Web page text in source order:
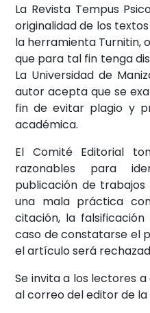
La Revista Tempus
originalidad de los
la herramienta Turnitin,
que para tal fin tenga
La Universidad de
autor acepta que se
fin de evitar plagio y
académica.
El Comité Editorial
razonables para
publicación de
una mala práctica
citación, la
caso de constatarse el
el artículo será
Se invita a los lectores
al correo del editor de la